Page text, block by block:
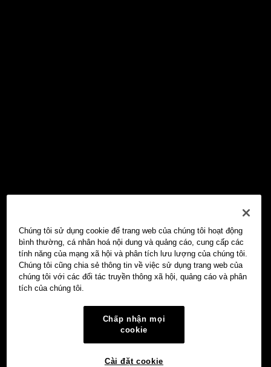
Chúng tôi sử dụng cookie để trang web của chúng tôi hoạt động
bình thường, cá nhân hoá nội dung và quảng cáo, cung cấp các
tính năng của mạng xã hội và phân tích lưu lượng của chúng tôi.
Chúng tôi cũng chia sẻ thông tin về việc sử dụng trang web của
chúng tôi với các đối tác truyền thông xã hội, quảng cáo và phân
tích của chúng tôi.
Chấp nhận mọi
cookie
Cài đặt cookie